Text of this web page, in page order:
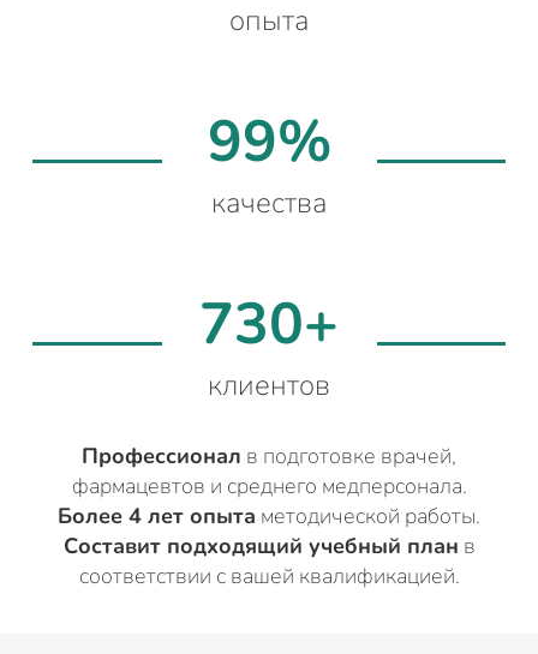
опыта
99%
качества
730+
клиентов
Профессионал в подготовке врачей,
фармацевтов и среднего медперсонала.
Более 4 лет опыта методической работы.
Составит подходящий учебный план в
соответствии с вашей квалификацией.